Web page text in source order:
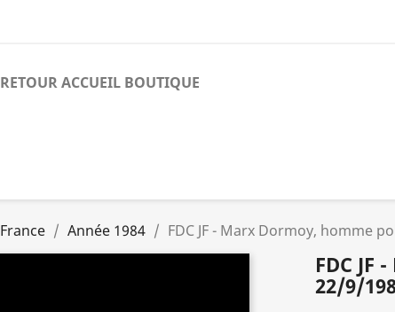
RETOUR ACCUEIL BOUTIQUE
France Année 1984 FDC JF - Marx Dormoy, homme
FDC JF
22/9/